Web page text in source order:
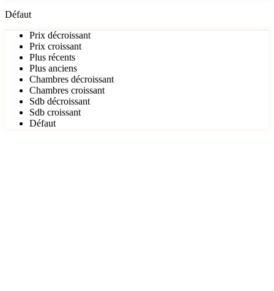
Défaut
Prix décroissant
Prix croissant
Plus récents
Plus anciens
Chambres décroissant
Chambres croissant
Sdb décroissant
Sdb croissant
Défaut